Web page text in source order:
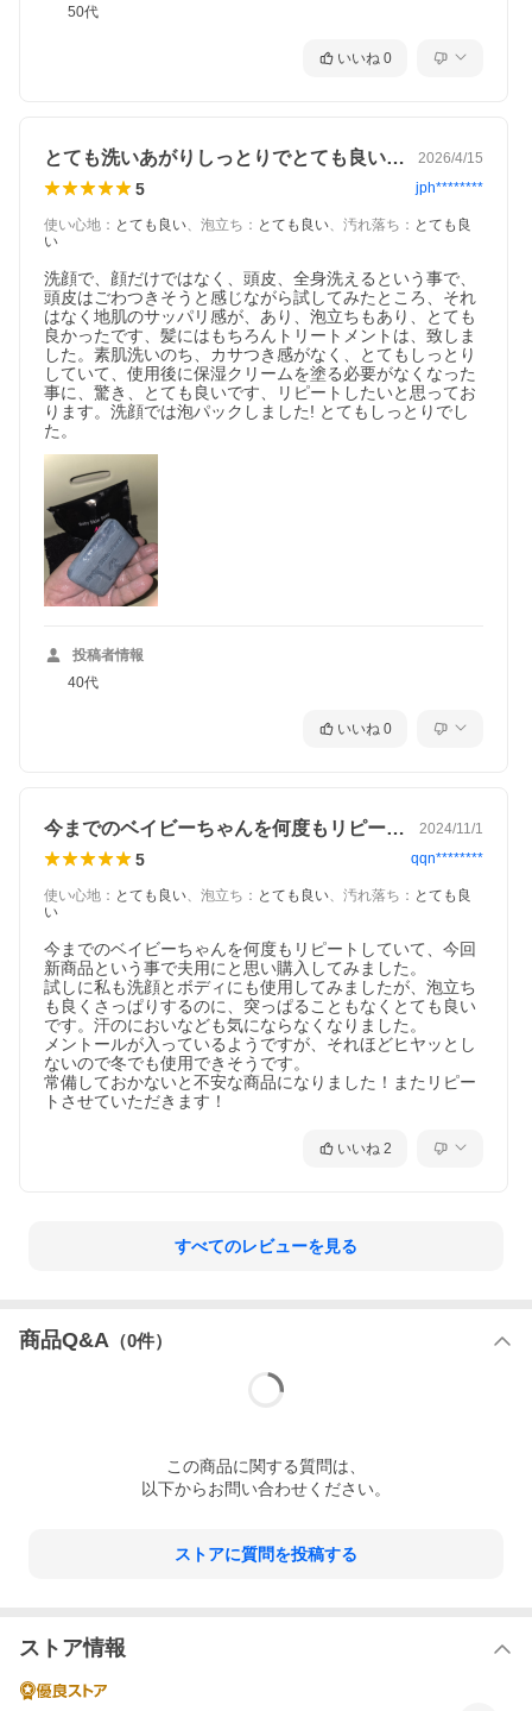
50代
いいね 0
とても洗いあがりしっとりでとても良いです 2026/4/15
5 jph********
使い心地 ： とても良い、 泡立ち ： とても良い、 汚れ落ち ： とても良
い
洗顔で、顔だけではなく、頭皮、全身洗えるという事で、
頭皮はごわつきそうと感じながら試してみたところ、それ
はなく地肌のサッパリ感が、あり、泡立ちもあり、とても
良かったです、髪にはもちろんトリートメントは、致しま
した。素肌洗いのち、カサつき感がなく、とてもしっとり
していて、使用後に保湿クリームを塗る必要がなくなった
事に、驚き、とても良いです、リピートしたいと思ってお
ります。洗顔では泡パックしました! とてもしっとりでし
た。
投稿者情報
40代
いいね 0
今までのベイビーちゃんを何度もリピート… 2024/11/1
5 qqn********
使い心地 ： とても良い、 泡立ち ： とても良い、 汚れ落ち ： とても良
い
今までのベイビーちゃんを何度もリピートしていて、今回
新商品という事で夫用にと思い購入してみました。
試しに私も洗顔とボディにも使用してみましたが、泡立ち
も良くさっぱりするのに、突っぱることもなくとても良い
です。汗のにおいなども気にならなくなりました。
メントールが入っているようですが、それほどヒヤッとし
ないので冬でも使用できそうです。
常備しておかないと不安な商品になりました！またリピー
トさせていただきます！
いいね 2
すべてのレビューを見る
商品Q&A （0件）
この商品に関する質問は、
以下からお問い合わせください。
ストアに質問を投稿する
ストア情報